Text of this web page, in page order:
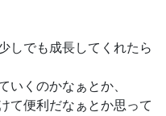
しでも成長してくれたら
いくのかなぁとか、
て便利だなぁとか思って